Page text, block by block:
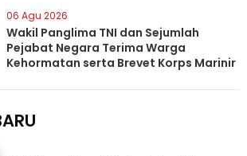
06 Agu 2026
Wakil Panglima TNI dan Sejumlah
Pejabat Negara Terima Warga
Kehormatan serta Brevet Korps Marinir